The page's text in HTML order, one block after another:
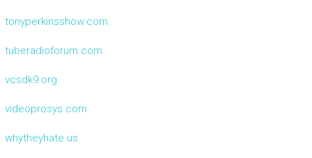
tonyperkinsshow.com
tuberadioforum.com
vcsdk9.org
videoprosys.com
whytheyhate.us